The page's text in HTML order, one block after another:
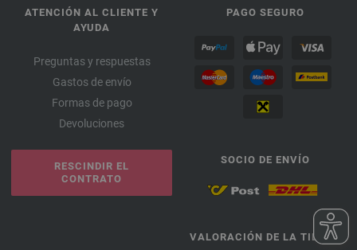
ATENCIÓN AL CLIENTE Y
AYUDA
Preguntas y respuestas
Gastos de envío
Formas de pago
Devoluciones
RESCINDIR EL
CONTRATO
PAGO SEGURO
SOCIO DE ENVÍO
VALORACIÓN DE LA TIENDA